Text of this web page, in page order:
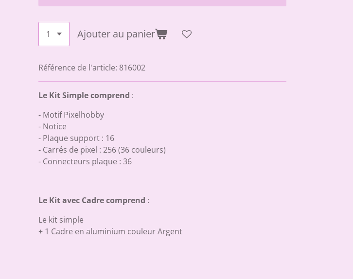
Ajouter au panier
Référence de l'article: 816002
Le Kit Simple comprend :
- Motif Pixelhobby
- Notice
- Plaque support : 16
- Carrés de pixel : 256 (36 couleurs)
- Connecteurs plaque : 36
Le Kit avec Cadre comprend :
Le kit simple
+ 1 Cadre en aluminium couleur Argent